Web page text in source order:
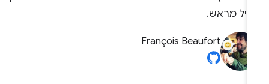
מראש.
François Beaufort